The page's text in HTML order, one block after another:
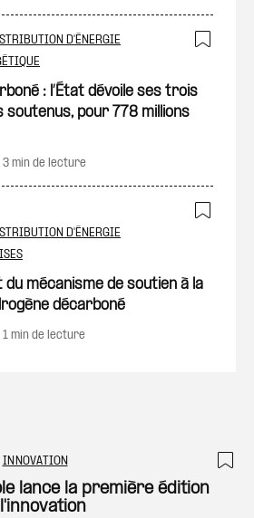
D'ÉNERGIE
: l’État dévoile ses trois
pour 778 millions
3 min de lecture
D'ÉNERGIE
du mécanisme de soutien à la
décarboné
1 min de lecture
INNOVATION
lance la première édition